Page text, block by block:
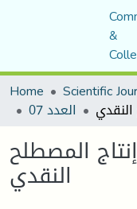
&
Home
العدد 07
المصطلح
النقدي